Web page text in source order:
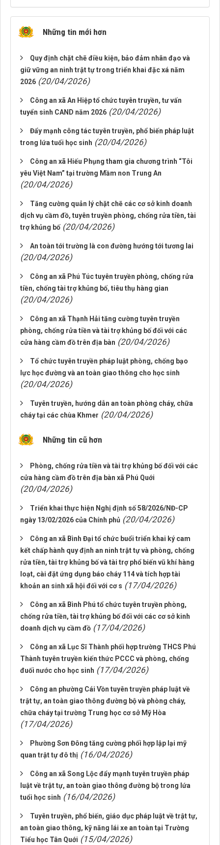
Những tin mới hơn
Quy định chặt chẽ điều kiện, bảo đảm nhân đạo và
giữ vững an ninh trật tự trong triển khai đặc xá năm
2026 (20/04/2026)
Công an xã An Hiệp tổ chức tuyên truyền, tư vấn
tuyển sinh CAND năm 2026 (20/04/2026)
Đẩy mạnh công tác tuyên truyền, phổ biến pháp luật
trong lứa tuổi học sinh (20/04/2026)
Công an xã Hiếu Phụng tham gia chương trình “Tôi
yêu Việt Nam” tại trường Mầm non Trung An
(20/04/2026)
Tăng cường quản lý chặt chẽ các cơ sở kinh doanh
dịch vụ cầm đồ, tuyên truyền phòng, chống rửa tiền, tài
trợ khủng bố (20/04/2026)
An toàn tới trường là con đường hướng tới tương lai
(20/04/2026)
Công an xã Phú Túc tuyên truyền phòng, chống rửa
tiền, chống tài trợ khủng bố, tiêu thụ hàng gian
(20/04/2026)
Công an xã Thạnh Hải tăng cường tuyên truyền
phòng, chống rửa tiền và tài trợ khủng bố đối với các
cửa hàng cầm đồ trên địa bàn (20/04/2026)
Tổ chức tuyên truyền pháp luật phòng, chống bạo
lực học đường và an toàn giao thông cho học sinh
(20/04/2026)
Tuyên truyền, hướng dẫn an toàn phòng cháy, chữa
cháy tại các chùa Khmer (20/04/2026)
Những tin cũ hơn
Phòng, chống rửa tiền và tài trợ khủng bố đối với các
cửa hàng cầm đồ trên địa bàn xã Phú Quới
(20/04/2026)
Triển khai thực hiện Nghị định số 58/2026/NĐ-CP
ngày 13/02/2026 của Chính phủ (20/04/2026)
Công an xã Bình Đại tổ chức buổi triển khai ký cam
kết chấp hành quy định an ninh trật tự và phòng, chống
rửa tiền, tài trợ khủng bố và tài trợ phổ biến vũ khí hàng
loạt, cài đặt ứng dụng báo cháy 114 và tích hợp tài
khoản an sinh xã hội đối với cơ s (17/04/2026)
Công an xã Bình Phú tổ chức tuyên truyền phòng,
chống rửa tiền, tài trợ khủng bố đối với các cơ sở kinh
doanh dịch vụ cầm đồ (17/04/2026)
Công an xã Lục Sĩ Thành phối hợp trường THCS Phú
Thành tuyên truyền kiến thức PCCC và phòng, chống
đuối nước cho học sinh (17/04/2026)
Công an phường Cái Vồn tuyên truyền pháp luật về
trật tự, an toàn giao thông đường bộ và phòng cháy,
chữa cháy tại trường Trung học cơ sở Mỹ Hòa
(17/04/2026)
Phường Sơn Đông tăng cường phối hợp lập lại mỹ
quan trật tự đô thị (16/04/2026)
Công an xã Song Lộc đẩy mạnh tuyên truyền pháp
luật về trật tự, an toàn giao thông đường bộ trong lứa
tuổi học sinh (16/04/2026)
Tuyên truyền, phổ biến, giáo dục pháp luật về trật tự,
an toàn giao thông, kỹ năng lái xe an toàn tại Trường
Tiểu học Tân Quới (15/04/2026)